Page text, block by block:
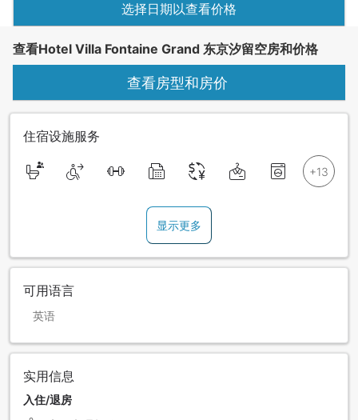
选择日期以查看价格
查看Hotel Villa Fontaine Grand 东京汐留空房和价格
查看房型和房价
住宿设施服务
显示更多
可用语言
英语
实用信息
入住/退房